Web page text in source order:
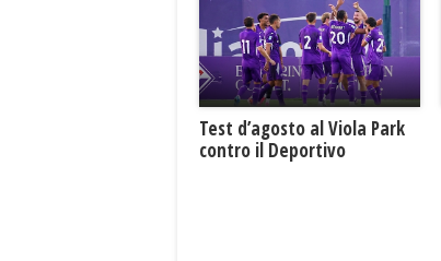
Test d’agosto al Viola Park
contro il Deportivo